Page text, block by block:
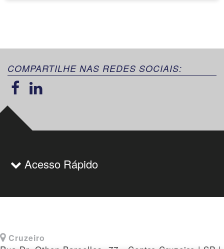
COMPARTILHE NAS REDES SOCIAIS:
Acesso Rápido
Cruzeiro